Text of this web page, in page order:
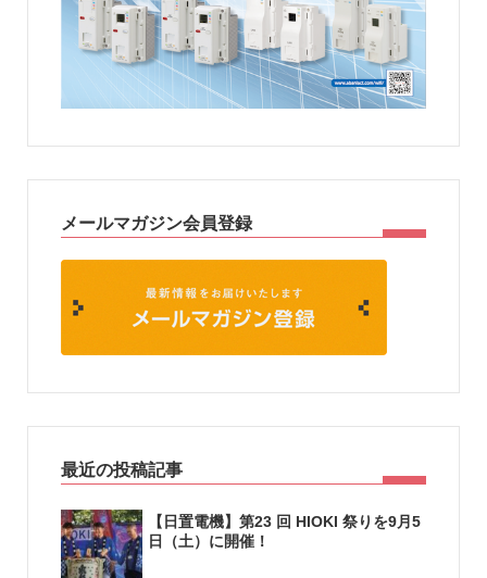
メールマガジン会員登録
最近の投稿記事
【日置電機】第23 回 HIOKI 祭りを9月5
日（土）に開催！